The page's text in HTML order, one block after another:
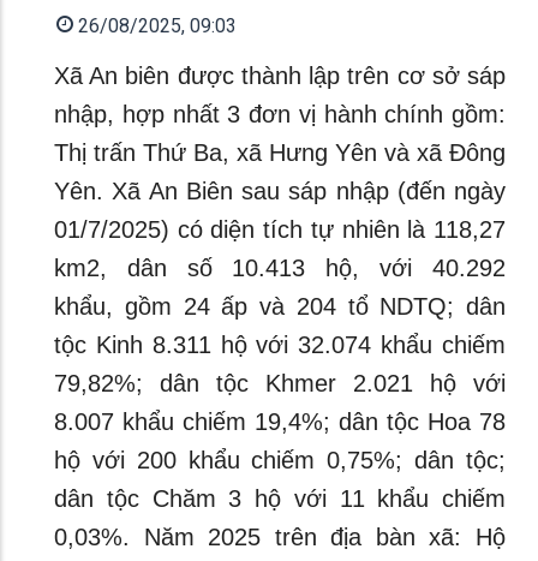
26/08/2025, 09:03
Xã An biên được thành lập trên cơ sở sáp
nhập, hợp nhất 3 đơn vị hành chính gồm:
Thị trấn Thứ Ba, xã Hưng Yên và xã Đông
Yên. Xã An Biên sau sáp nhập (đến ngày
01/7/2025) có diện tích tự nhiên là 118,27
km2, dân số 10.413 hộ, với 40.292
khẩu, gồm 24 ấp và 204 tổ NDTQ; dân
tộc Kinh 8.311 hộ với 32.074 khẩu chiếm
79,82%; dân tộc Khmer 2.021 hộ với
8.007 khẩu chiếm 19,4%; dân tộc Hoa 78
hộ với 200 khẩu chiếm 0,75%; dân tộc;
dân tộc Chăm 3 hộ với 11 khẩu chiếm
0,03%. Năm 2025 trên địa bàn xã: Hộ